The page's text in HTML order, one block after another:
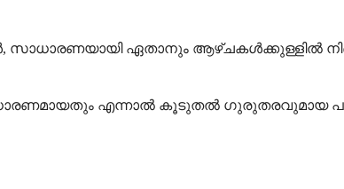
ഏതാനും ആഴ്ചകൾക്കുള്ളിൽ
എന്നാൽ കൂടുതൽ ഗുരുതരവുമായ